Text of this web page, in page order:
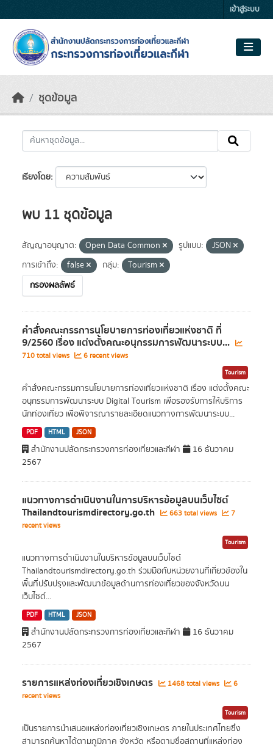
เข้าสู่ระบบ
ชุดข้อมูล
เรียงโดย
พบ 11 ชุดข้อมูล
สัญญาอนุญาต: Open Data Common รูปแบบ:
JSON
การเข้าถึง:
false กลุ่ม:
Tourism
กรองผลลัพธ์
คำสั่งคณะกรรการนโยบายการท่องเที่ยวแห่งชาติ ที่
9/2560 เรื่อง แต่งตั้งคณะอนุกรรมการพัฒนาระบบ...
710 total views 6 recent views
Tourism
คำสั่งคณะกรรมการนโยบายการท่องเที่ยวแห่งชาติ เรื่อง แต่งตั้งคณะ
อนุกรรมการพัฒนาระบบ Digital Tourism เพื่อรองรับการให้บริการ
นักท่องเที่ยว เพื่อพิจารณารายละเอียดแนวทางการพัฒนาระบบ...
PDF HTML JSON
สำนักงานปลัดกระทรวงการท่องเที่ยวและกีฬา
16 ธันวาคม
2567
แนวทางการดำเนินงานในการบริหารข้อมูลบนเว็บไซต์
Thailandtourismdirectory.go.th 663 total views
7
recent views
Tourism
แนวทางการดำเนินงานในบริหารข้อมูลบนเว็บไซต์
Thailandtourismdirectory.go.th ร่วมมือกับหน่วยงานที่เกี่ยวข้องใน
พื้นที่ปรับปรุงและพัฒนาข้อมูลด้านการท่องเที่ยวของจังหวัดบน
เว็บไซต์...
PDF HTML JSON
สำนักงานปลัดกระทรวงการท่องเที่ยวและกีฬา
16 ธันวาคม
2567
รายการแหล่งท่องเที่ยวเชิงเกษตร 1468 total views
6
recent views
Tourism
เป็นรายการนำเสนอแหล่งท่องเที่ยวเชิงเกษตร ภายในประเทศไทยซึ่ง
สามารถค้นหาได้ตามภูมิภาค จังหวัด หรือตามชื่อสถานที่แหล่งท่อง